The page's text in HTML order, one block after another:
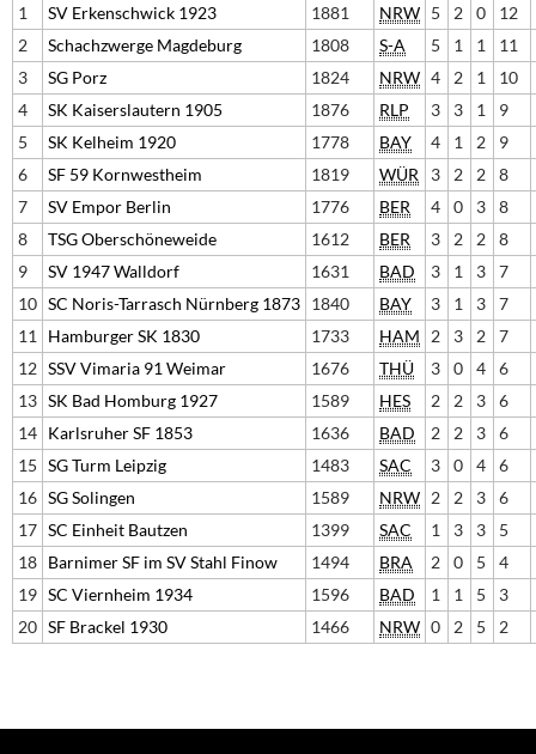
1
SV Erkenschwick 1923 1881 NRW 5 2 0
12
2
Schachzwerge Magdeburg 1808 S-A 5 1 1
11
3
SG Porz 1824 NRW 4 2 1
10
4
SK Kaiserslautern 1905 1876 RLP 3 3 1
9
5
SK Kelheim 1920 1778 BAY 4 1 2
9
6
SF 59 Kornwestheim 1819 WÜR 3 2 2
8
7
SV Empor Berlin 1776 BER 4 0 3
8
8
TSG Oberschöneweide 1612 BER 3 2 2
8
9
SV 1947 Walldorf 1631 BAD 3 1 3
7
10 SC Noris-Tarrasch Nürnberg 1873 1840 BAY 3 1 3
7
11
Hamburger SK 1830 1733 HAM 2 3 2
7
12 SSV Vimaria 91 Weimar 1676 THÜ 3 0 4
6
13 SK Bad Homburg 1927 1589 HES 2 2 3
6
14 Karlsruher SF 1853 1636 BAD 2 2 3
6
15 SG Turm Leipzig 1483 SAC 3 0 4
6
16 SG Solingen 1589 NRW 2 2 3
6
17 SC Einheit Bautzen 1399 SAC 1 3 3
5
18 Barnimer SF im SV Stahl Finow 1494 BRA 2 0 5
4
19 SC Viernheim 1934 1596 BAD 1 1 5
3
20 SF Brackel 1930 1466 NRW 0 2 5 2